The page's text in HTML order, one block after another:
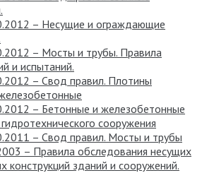
– Несущие и ограждающие
– Мосты и трубы. Правила
и испытаний.
– Свод правил. Плотины
– Бетонные и железобетонные
сооружения
– Свод правил. Мосты и трубы
– Правила обследования несущих
конструкций зданий и сооружений.